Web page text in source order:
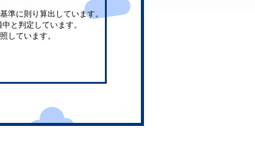
準に則り算出しています。
と判定しています。
しています。